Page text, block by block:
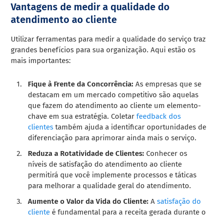
Vantagens de medir a qualidade do
atendimento ao cliente
Utilizar ferramentas para medir a qualidade do serviço traz
grandes benefícios para sua organização. Aqui estão os
mais importantes:
Fique à Frente da Concorrência: As empresas que se
destacam em um mercado competitivo são aquelas
que fazem do atendimento ao cliente um elemento-
chave em sua estratégia. Coletarfeedback dos
clientes também ajuda a identificar oportunidades de
diferenciação para aprimorar ainda mais o serviço.
Reduza a Rotatividade de Clientes: Conhecer os
níveis de satisfação do atendimento ao cliente
permitirá que você implemente processos e táticas
para melhorar a qualidade geral do atendimento.
Aumente o Valor da Vida do Cliente: Asatisfação do
cliente é fundamental para a receita gerada durante o